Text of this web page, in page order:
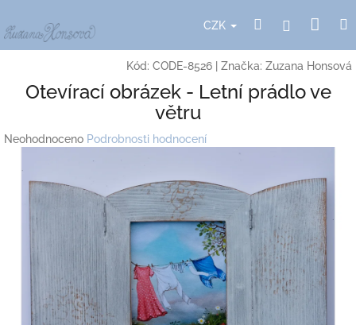
na
obsah
CZK HledatPřihlášení
Kód: CODE-8526 Značka: Zuzana Honsová
Otevírací obrázek - Letní prádlo ve
větru
Průměrné
produktu
hvězdiček.
Neohodnoceno Podrobnosti hodnocení